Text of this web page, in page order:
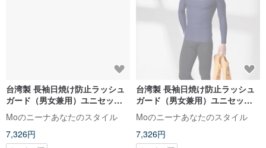
台湾製 長袖日焼け防止ラッシュ
ガード（男女兼用）ユニセック
スモデル
Moのニーナあなたのスタイル
7,326円
台湾製 長袖日焼け防止ラッシュ
ガード（男女兼用）ユニセック
ス
Moのニーナあなたのスタイル
7,326円